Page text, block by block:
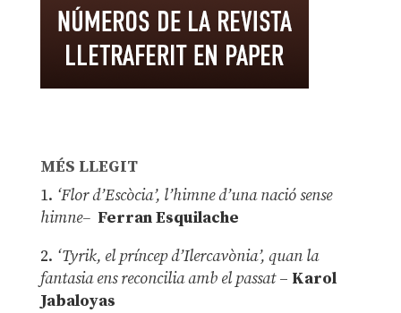
MÉS LLEGIT
1. ‘Flor d’Escòcia’, l’himne d’una nació sense
himne– Ferran Esquilache
2. ‘Tyrik, el príncep d’Ilercavònia’, quan la
fantasia ens reconcilia amb el passat– Karol
Jabaloyas